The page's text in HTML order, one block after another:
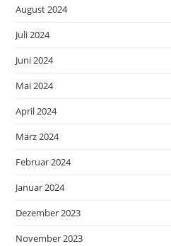
August 2024
Juli 2024
Juni 2024
Mai 2024
April 2024
März 2024
Februar 2024
Januar 2024
Dezember 2023
November 2023